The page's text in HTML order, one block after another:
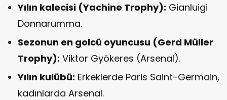
Yılın kalecisi (Yachine Trophy): Gianluigi
Donnarumma.
Sezonun en golcü oyuncusu (Gerd Müller
Trophy): Viktor Gyökeres (Arsenal).
Yılın kulübü: Erkeklerde Paris Saint-Germain,
kadınlarda Arsenal.